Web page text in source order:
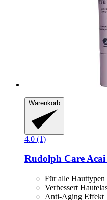
Warenkorb
4.0 (1)
Rudolph Care
Für alle Hauttypen
Verbessert
Anti-Aging Effekt